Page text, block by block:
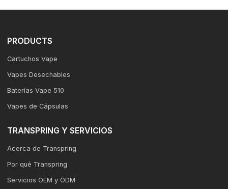
PRODUCTS
Cartuchos Vape
Vapes Desechables
Baterías Vape 510
Vapes de Cápsulas
TRANSPRING Y SERVICIOS
Acerca de Transpring
Por qué Transpring
Servicios OEM y ODM